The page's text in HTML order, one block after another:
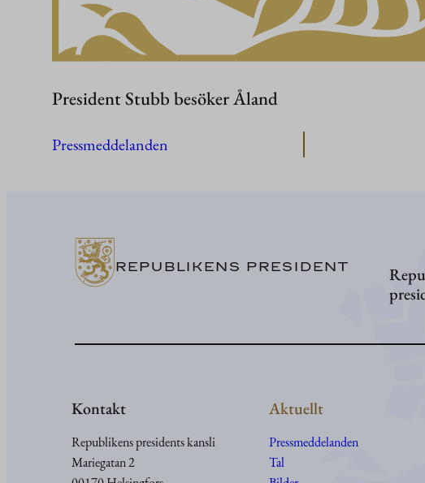
President Stubb besöker Åland
Pressmeddelanden
REPUBLIKENS PRESIDENT
Kontakt
Republikens presidents kansli
Mariegatan 2
Aktuellt
Pressmeddelanden
Tal